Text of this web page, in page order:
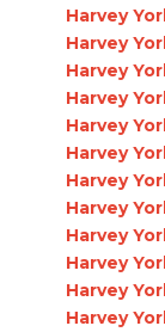
Harvey
Harvey
Harvey
Harvey
Harvey
Harvey
Harvey
Harvey
Harvey
Harvey
Harvey
Harvey